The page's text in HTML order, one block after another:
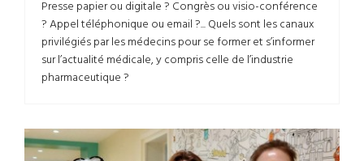
Presse papier ou digitale ? Congrès ou visio-conférence
? Appel téléphonique ou email ?... Quels sont les canaux
privilégiés par les médecins pour se former et s’informer
sur l’actualité médicale, y compris celle de l’industrie
pharmaceutique ?